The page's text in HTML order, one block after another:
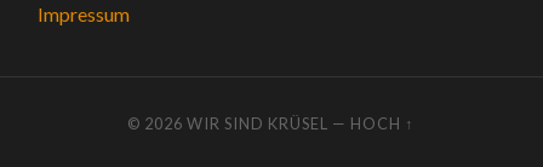
Impressum
© 2026WIR SIND KRÜSEL — HOCH ↑